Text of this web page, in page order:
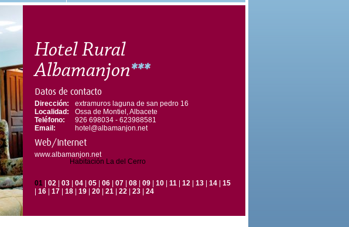
01 02 03 04 05 06 07 08 09 10 11 12 13 14
15
16 17 18 19 20 21 22 23 24
Habitación La del Cerro
Hotel Rural
Albamanjon***
Datos de contacto
Dirección:
extramuros laguna de san pedro 16
Localidad:
Ossa de Montiel, Albacete
Teléfono:
926 698034 - 623988581
Email:
hotel@albamanjon.net
Web/Internet
www.albamanjon.net